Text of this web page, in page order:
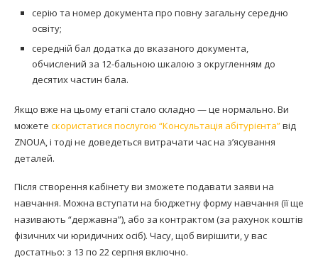
серію та номер документа про повну загальну середню
освіту;
середній бал додатка до вказаного документа,
обчислений за 12-бальною шкалою з округленням до
десятих частин бала.
Якщо вже на цьому етапі стало складно — це нормально. Ви
можете скористатися послугою “Консультація абітурієнта”від
ZNOUA, і тоді не доведеться витрачати час на з’ясування
деталей.
Після створення кабінету ви зможете подавати заяви на
навчання. Можна вступати на бюджетну форму навчання (її ще
називають “державна”), або за контрактом (за рахунок коштів
фізичних чи юридичних осіб). Часу, щоб вирішити, у вас
достатньо: з 13 по 22 серпня включно.